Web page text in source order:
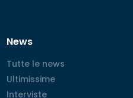
News
Tutte le news
Tutte le news
Ultimissime
Ultimissime
Interviste
Interviste